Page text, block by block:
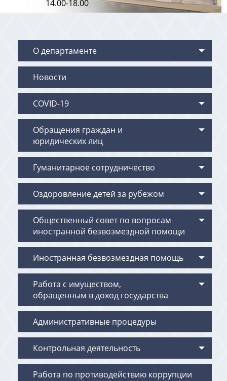
14.00-18.00
О департаменте
Новости
COVID-19
Обращения граждан и
юридических лиц
Гуманитарное сотрудничество
Оздоровление детей за рубежом
Общественный совет по вопросам
иностранной безвозмездной помощи
Иностранная безвозмездная помощь
Работа с имуществом,
обращенным в доход государства
Административные процедуры
Контрольная деятельность
Работа по противодействию коррупции